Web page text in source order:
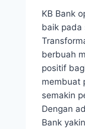
KB Bank
baik pada
berbuah
positif
membuat
semakin
Dengan
Bank